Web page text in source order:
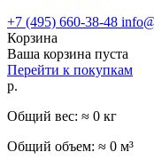
+7 (495) 660-38-48
Корзина
Ваша корзина пуста
Перейти к покупкам
р.
Общий вес: ≈ 0 кг
Общий объем: ≈ 0 м³